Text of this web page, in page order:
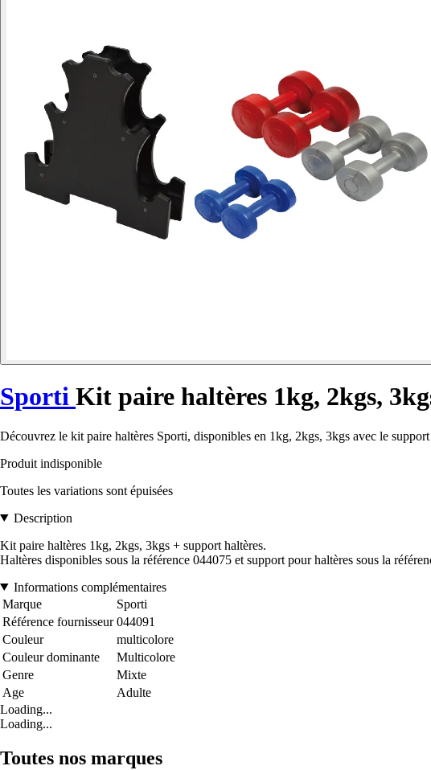
Sporti Kit paire haltères 1kg, 2kgs,
Découvrez le kit paire haltères Sporti, disponibles en 1kg, 2kgs, 3kgs avec le
Produit indisponible
Toutes les variations sont épuisées
Description
Kit paire haltères 1kg, 2kgs, 3kgs + support haltères.
Haltères disponibles sous la référence 044075 et support pour haltères sous la
Informations complémentaires
Marque
Sporti
Référence fournisseur 044091
Couleur
multicolore
Couleur dominante
Multicolore
Genre
Mixte
Age
Adulte
Loading...
Loading...
Toutes nos marques